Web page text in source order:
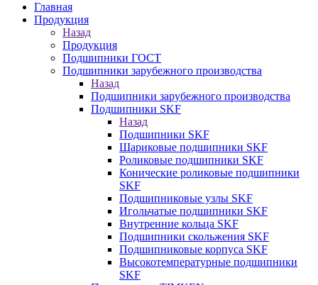
Главная
Продукция
Назад
Продукция
Подшипники ГОСТ
Подшипники зарубежного производства
Назад
Подшипники зарубежного производства
Подшипники SKF
Назад
Подшипники SKF
Шариковые подшипники SKF
Роликовые подшипники SKF
Конические роликовые подшипники
SKF
Подшипниковые узлы SKF
Игольчатые подшипники SKF
Внутренние кольца SKF
Подшипники скольжения SKF
Подшипниковые корпуса SKF
Высокотемпературные подшипники
SKF